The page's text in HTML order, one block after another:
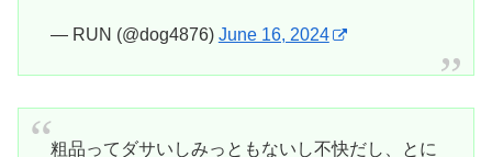
— RUN (@dog4876) June 16, 2024
粗品ってダサいしみっともないし不快だし、とに